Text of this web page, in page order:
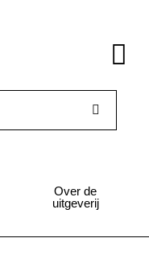
Over de
uitgeverij